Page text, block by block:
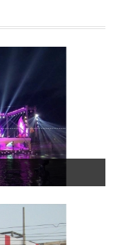
chức một sự kiện
một hệ thống hoạt